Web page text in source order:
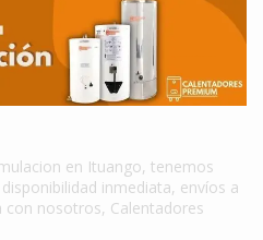
en Ituango, tenemos
inmediata, envíos a
nosotros, Calentadores